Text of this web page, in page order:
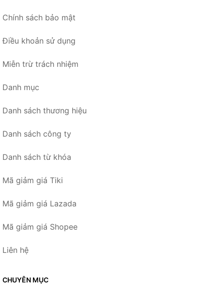
Chính sách bảo mật
Điều khoản sử dụng
Miễn trừ trách nhiệm
Danh mục
Danh sách thương hiệu
Danh sách công ty
Danh sách từ khóa
Mã giảm giá Tiki
Mã giảm giá Lazada
Mã giảm giá Shopee
Liên hệ
CHUYÊN MỤC